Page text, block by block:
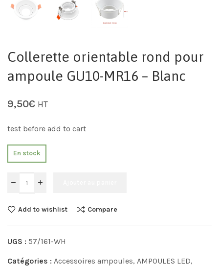
Collerette orientable rond pour
ampoule GU10-MR16 – Blanc
9,50€ HT
test before add to cart
En stock
Add to wishlist Compare
UGS : 57/161-WH
Catégories : Accessoires ampoules, AMPOULES LED,